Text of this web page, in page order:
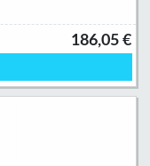
186,05 €